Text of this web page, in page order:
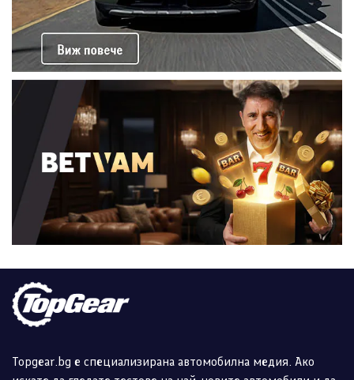
Topgear.bg е специализирана автомобилна медия. Ако